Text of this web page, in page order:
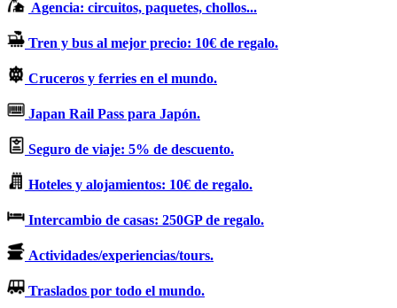
Agencia: circuitos, paquetes, chollos...
Tren y bus al mejor precio: 10€ de regalo.
Cruceros y ferries en el mundo.
Japan Rail Pass para Japón.
Seguro de viaje: 5% de descuento.
Hoteles y alojamientos: 10€ de regalo.
Intercambio de casas: 250GP de regalo.
Actividades/experiencias/tours.
Traslados por todo el mundo.